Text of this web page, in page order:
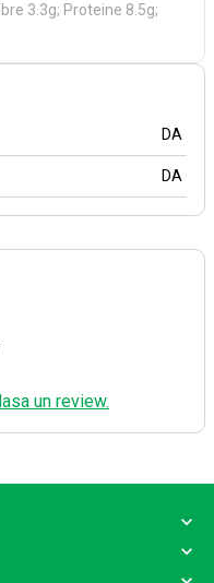
3.3g; Proteine 8.5g;
DA
DA
un review.